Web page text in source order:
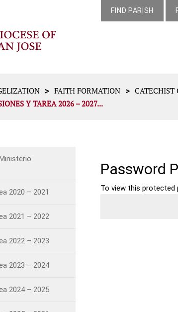
FIND PARISH
> FAITH FORMATION > CATECHIST
Y TAREA 2026 – 2027...
2020 – 2021
2021 – 2022
2022 – 2023
2023 – 2024
2024 – 2025
Password
To view this protected